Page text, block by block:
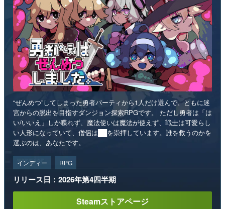
“ぜんめつ”してしまった勇者パーティから1人だけ選んで、ともに迷
宮からの脱出を目指すダンジョン探索RPGです。 ただし勇者は「は
い/いいえ」しか喋れず、魔法使いは魔法が使えず、戦士は可愛らし
い人形になっていて、僧侶は██を崇拝しています。誰を救うのかを
選ぶのは、あなたです。
インディー RPG
リリース日：2026年第4四半期
Steamストアページ